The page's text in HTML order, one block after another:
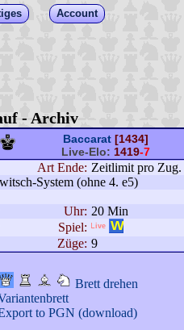
Account
- Archiv
Baccarat [1434]
Live-Elo: 1419-7
Art Ende: Zeitlimit pro Zug.
System (ohne 4. e5)
Uhr: 20 Min
Spiel:
Züge: 9
Brett drehen
to PGN (download)